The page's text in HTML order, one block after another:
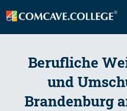
Berufliche
und
Brandenburg